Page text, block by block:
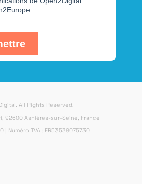
All Rights Reserved.
92600 Asnières-sur-Seine, France
| Numéro TVA : FR53538075730